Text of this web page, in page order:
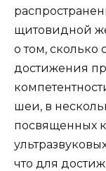
щитовидной
о том, сколько
достижения
шеи, в
посвященных
что для